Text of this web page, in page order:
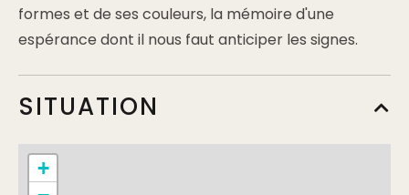
formes et de ses couleurs, la mémoire d'une
espérance dont il nous faut anticiper les signes.
SITUATION
+